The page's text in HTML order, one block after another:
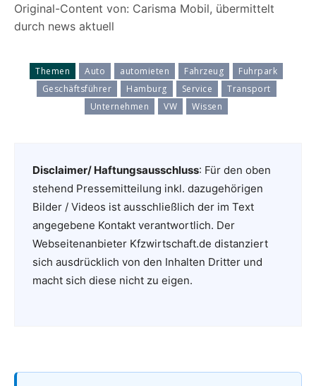
Original-Content von: Carisma Mobil, übermittelt
durch news aktuell
Themen Auto automieten Fahrzeug
Fuhrpark
Geschäftsführer
Hamburg Service
Transport
Unternehmen
VW Wissen
Disclaimer/ Haftungsausschluss: Für den oben
stehend Pressemitteilung inkl. dazugehörigen
Bilder / Videos ist ausschließlich der im Text
angegebene Kontakt verantwortlich. Der
Webseitenanbieter Kfzwirtschaft.de distanziert
sich ausdrücklich von den Inhalten Dritter und
macht sich diese nicht zu eigen.